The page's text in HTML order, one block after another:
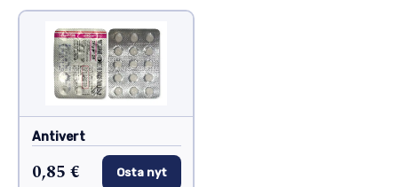
Antivert
0,85 € Osta nyt